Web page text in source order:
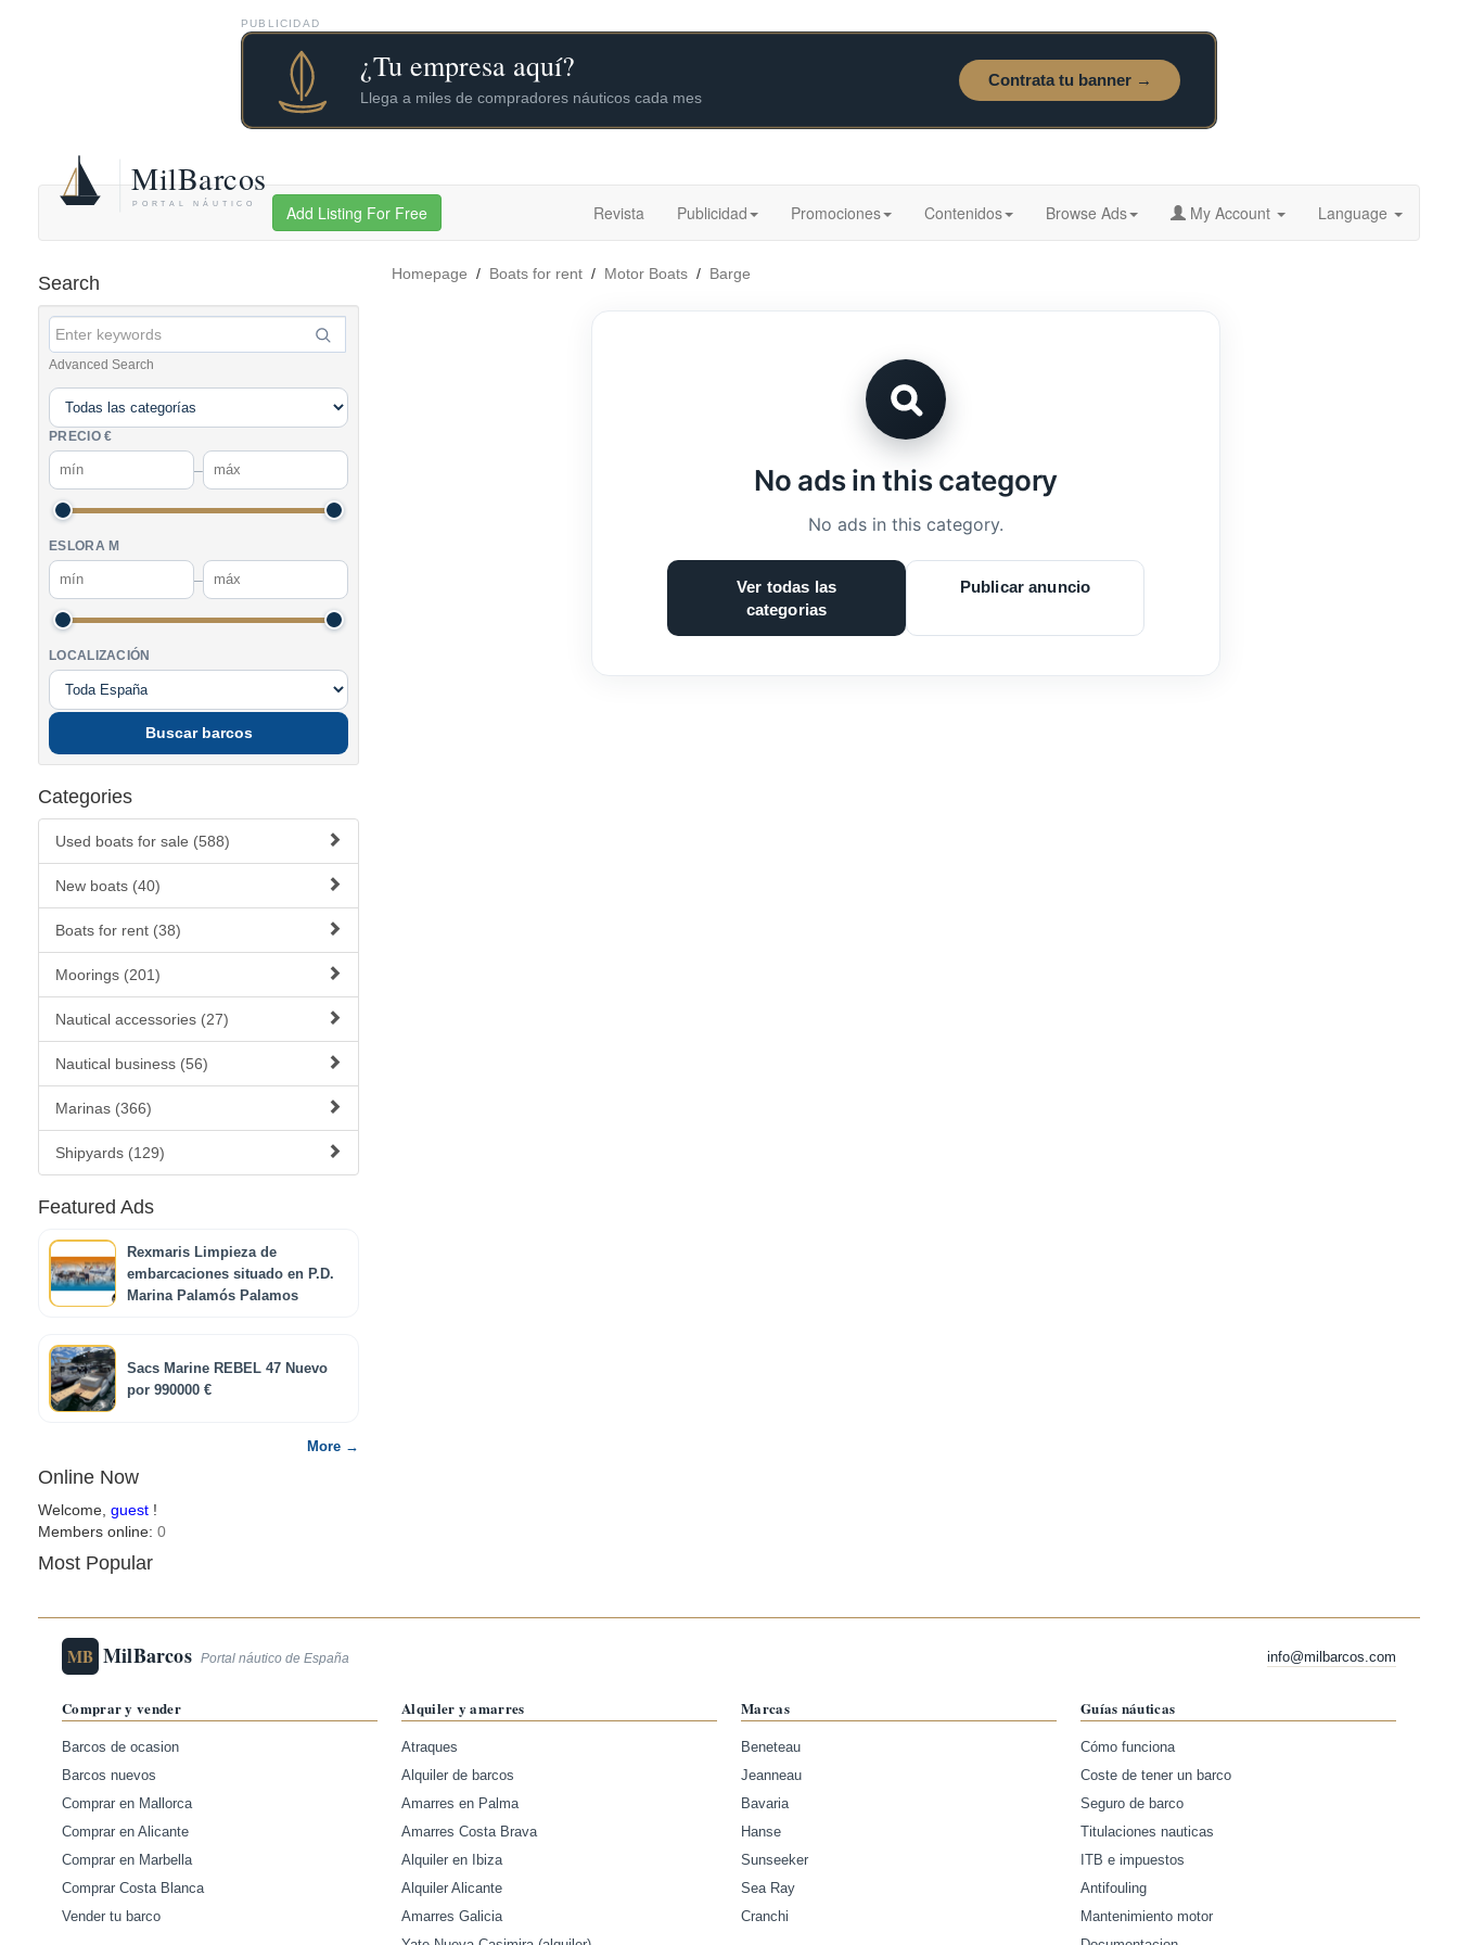
PUBLICIDAD
Add Listing For Free Revista Publicidad Promociones Contenidos Browse Ads My Account Language
Search
Advanced Search
PRECIO €
–
ESLORA M
–
LOCALIZACIÓN
Buscar barcos
Categories
Used boats for sale (588)
New boats (40)
Boats for rent (38)
Moorings (201)
Nautical accessories (27)
Nautical business (56)
Marinas (366)
Shipyards (129)
Featured Ads
Rexmaris Limpieza de
embarcaciones situado en P.D.
Marina Palamós Palamos
Sacs Marine REBEL 47 Nuevo
por 990000 €
More →
Online Now
Welcome, guest !
Members online: 0
Most Popular
Homepage / Boats for rent / Motor Boats / Barge
No ads in this category
No ads in this category.
Ver todas las
categorias
Publicar anuncio
MB MilBarcos Portal náutico de España info@milbarcos.com
Comprar y vender
Barcos de ocasion
Barcos nuevos
Comprar en Mallorca
Comprar en Alicante
Comprar en Marbella
Comprar Costa Blanca
Vender tu barco
Alquiler y amarres
Atraques
Alquiler de barcos
Amarres en Palma
Amarres Costa Brava
Alquiler en Ibiza
Alquiler Alicante
Amarres Galicia
Marcas
Beneteau
Jeanneau
Bavaria
Hanse
Sunseeker
Sea Ray
Cranchi
Guías náuticas
Cómo funciona
Coste de tener un barco
Seguro de barco
Titulaciones nauticas
ITB e impuestos
Antifouling
Mantenimiento motor